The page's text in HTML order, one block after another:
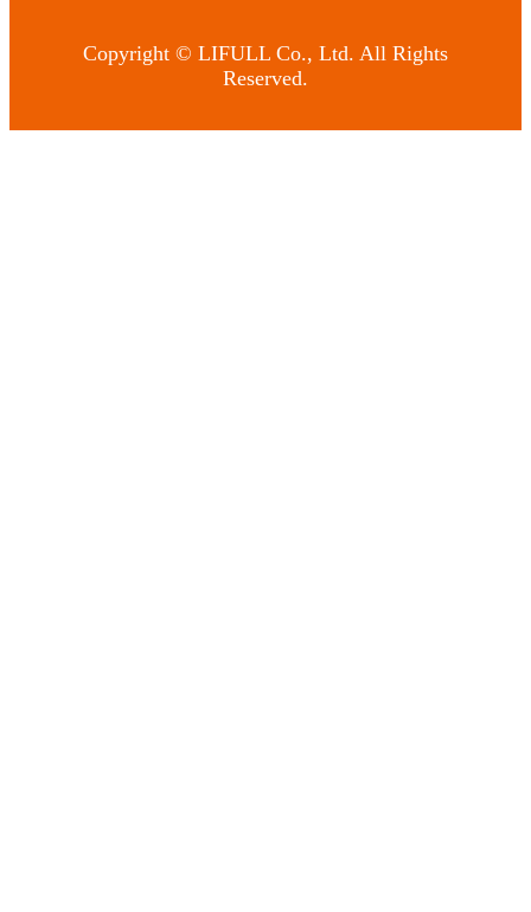
Copyright © LIFULL Co., Ltd. All Rights
Reserved.